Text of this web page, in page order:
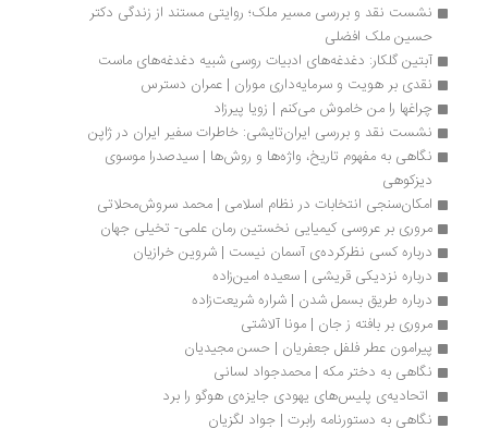
نشست نقد و بررسی مسیر ملک؛ روایتی مستند از زندگی دکتر
حسین ملک افضلی
آبتین گلکار: دغدغه‌های ادبیات روسی شبیه دغدغه‌های ماست
نقدی بر هویت و سرمایه‌داری موران | عمران دسترس
چراغها را من خاموش می‌کنم | زویا پیرزاد
نشست نقد و بررسی ایران‌تایشی: خاطرات سفیر ایران در ژاپن
نگاهی به مفهوم تاریخ، واژه‌ها و روش‌ها | سیدصدرا موسوی
دیزکوهی
امکان‌سنجی انتخابات در نظام‌ اسلامی | محمد سروش‌محلاتی
مروری بر عروسی کیمیایی نخستین رمان علمی- تخیلی جهان
درباره کسی نظرکرده‌ی آسمان نیست | شروین خرازیان
درباره نزدیکی قریشی | سعیده امین‌زاده
درباره طریق بسمل شدن | شراره شریعت‌زاده
مروری بر بافته ز جان | مونا آلاشتی
پیرامون عطر فلفل جعفریان | حسن مجیدیان
نگاهی به دختر مکه | محمدجواد لسانی
اتحادیه‌ی پلیس‌های یهودی جایزه‌ی هوگو را برد
نگاهی به دستورنامه رابرت | جواد لگزیان